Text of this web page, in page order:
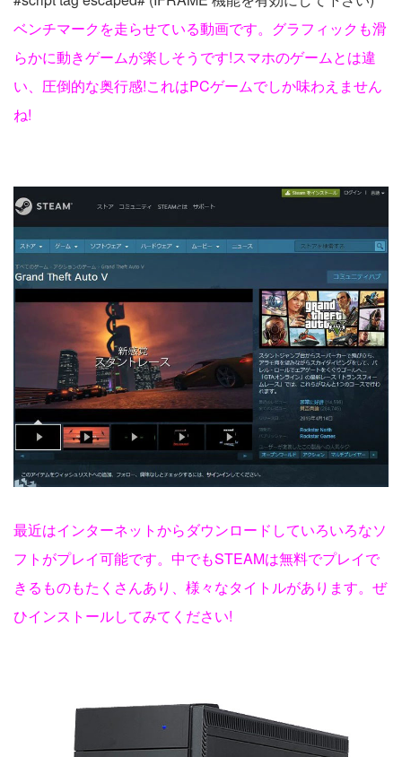
ベンチマークを走らせている動画です。グラフィックも滑
らかに動きゲームが楽しそうです!スマホのゲームとは違
い、圧倒的な奥行感!これはPCゲームでしか味わえません
ね!
最近はインターネットからダウンロードしていろいろなソ
フトがプレイ可能です。中でもSTEAMは無料でプレイで
きるものもたくさんあり、様々なタイトルがあります。ぜ
ひインストールしてみてください!